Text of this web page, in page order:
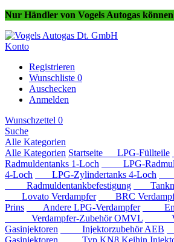
Nur Händler von Vogels Autogas
Konto
Registrieren
Wunschliste 0
Auschecken
Anmelden
Wunschzettel 0
Suche
Alle Kategorien
Alle Kategorien Startseite LPG-Füllteile
Radmuldentanks 1-Loch
LPG-
4-Loch
LPG-Zylindertanks 4-Loch
Radmuldentankbefestigung
Lovato Verdampfer
BRC
Prins
Andere LPG-Verdampfer
Verdampfer-Zubehör OMVL
Gasinjektoren
Injektorzubehör AEB
Gasinjektoren
Typ KN8 Keihin